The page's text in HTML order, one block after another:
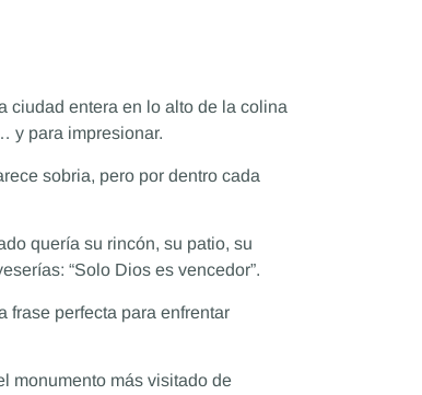
ciudad entera en lo alto de la colina
y para impresionar.
sobria, pero por dentro cada
quería su rincón, su patio, su
“Solo Dios es vencedor”.
frase perfecta para enfrentar
monumento más visitado de